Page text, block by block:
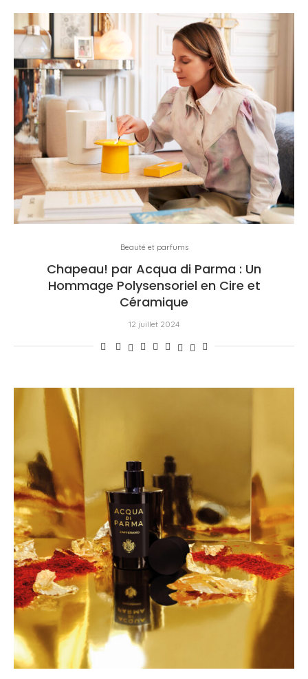
Beauté et parfums
Chapeau! par Acqua di Parma : Un
Hommage Polysensoriel en Cire et
Céramique
12 juillet 2024